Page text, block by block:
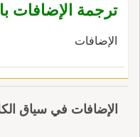
ترجمة الإضافات
الإضافات
الإضافات في سياق